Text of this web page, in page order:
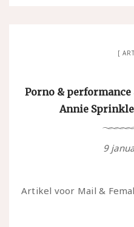
Porno & performance
Annie Sprinkle
9
Artikel voor Mail &